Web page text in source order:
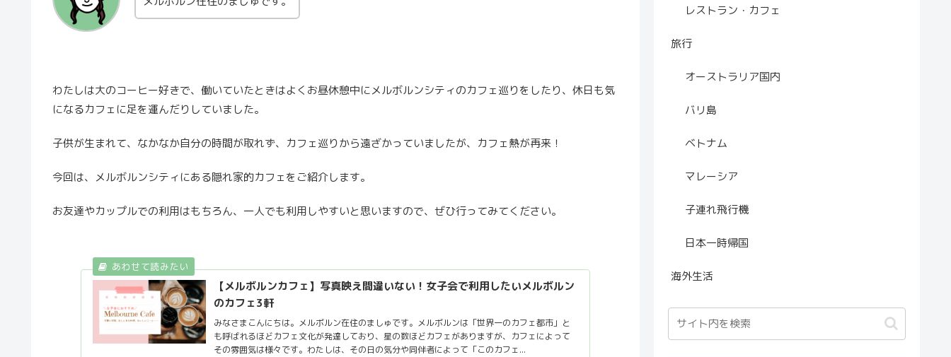
わたしは大のコーヒー好きで、働いていたときはよくお昼休憩中にメルボルンシティのカフェ巡りをしたり、休日も気
になるカフェに足を運んだりしていました。
子供が生まれて、なかなか自分の時間が取れず、カフェ巡りから遠ざかっていましたが、カフェ熱が再来！
今回は、メルボルンシティにある隠れ家的カフェをご紹介します。
お友達やカップルでの利用はもちろん、一人でも利用しやすいと思いますので、ぜひ行ってみてください。
【メルボルンカフェ】写真映え間違いない！女子会で利用したいメルボルン
のカフェ3軒
みなさまこんにちは。メルボルン在住のましゅです。メルボルンは「世界一のカフェ都市」と
も呼ばれるほどカフェ文化が発達しており、星の数ほどカフェがありますが、カフェによって
その雰囲気は様々です。わたしは、その日の気分や同伴者によって「このカフェ...
レストラン・カフェ
旅行
オーストラリア国内
バリ島
ベトナム
マレーシア
子連れ飛行機
日本一時帰国
海外生活